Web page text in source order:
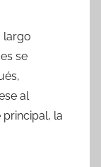
largo
se
al
la